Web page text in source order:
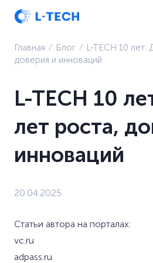
Главная ⁄ Блог ⁄ L-TECH 10 лет:
доверия и инноваций
L-TECH 10
лет роста,
инноваций
20.04.2025
Статьи автора на порталах:
vc.ru
adpass.ru